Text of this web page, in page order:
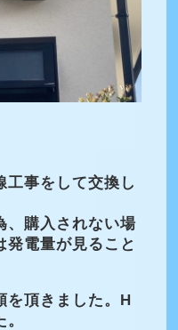
工事をして交換し
、購入されない場
発電量が見ること
を頂きました。H